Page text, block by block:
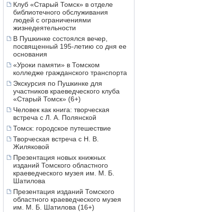
Клуб «Старый Томск» в отделе
библиотечного обслуживания
людей с ограничениями
жизнедеятельности
В Пушкинке состоялся вечер,
посвященный 195-летию со дня ее
основания
«Уроки памяти» в Томском
колледже гражданского транспорта
Экскурсия по Пушкинке для
участников краеведческого клуба
«Старый Томск» (6+)
Человек как книга: творческая
встреча с Л. А. Полянской
Томск: городское путешествие
Творческая встреча с Н. В.
Жиляковой
Презентация новых книжных
изданий Томского областного
краеведческого музея им. М. Б.
Шатилова
Презентация изданий Томского
областного краеведческого музея
им. М. Б. Шатилова (16+)